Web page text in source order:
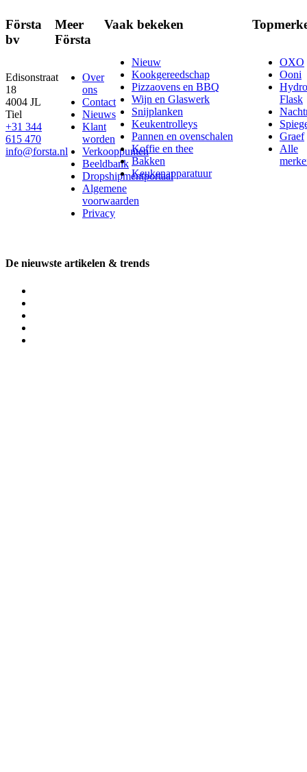
Första
bv
Edisonstraat
18
4004 JL
Tiel
+31 344
615 470
info@forsta.nl
Meer
Första
Over
ons
Contact
Nieuws
Klant
worden
Verkooppunten
Beeldbank
Dropshipmentportaal
Algemene
voorwaarden
Privacy
Vaak bekeken
Nieuw
Kookgereedschap
Pizzaovens en BBQ
Wijn en Glaswerk
Snijplanken
Keukentrolleys
Pannen en ovenschalen
Koffie en thee
Bakken
Keukenapparatuur
OXO
Ooni
Hydro
Flask
Graef
Alle
De nieuwste artikelen & trends